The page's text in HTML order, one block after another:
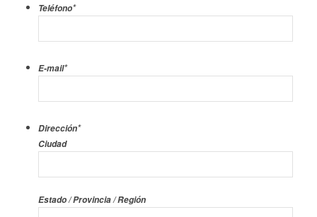
Teléfono*
E-mail*
Dirección*
Ciudad
Estado / Provincia / Región